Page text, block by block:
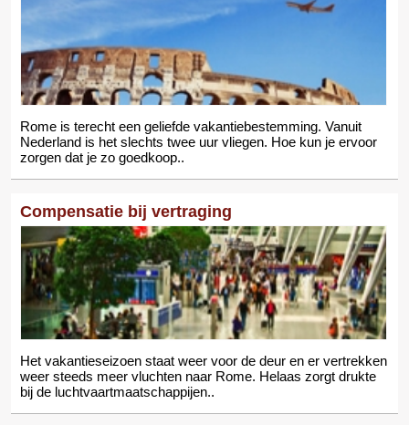
Rome is terecht een geliefde vakantiebestemming. Vanuit
Nederland is het slechts twee uur vliegen. Hoe kun je ervoor
zorgen dat je zo goedkoop..
Compensatie bij vertraging
Het vakantieseizoen staat weer voor de deur en er vertrekken
weer steeds meer vluchten naar Rome. Helaas zorgt drukte
bij de luchtvaartmaatschappijen..